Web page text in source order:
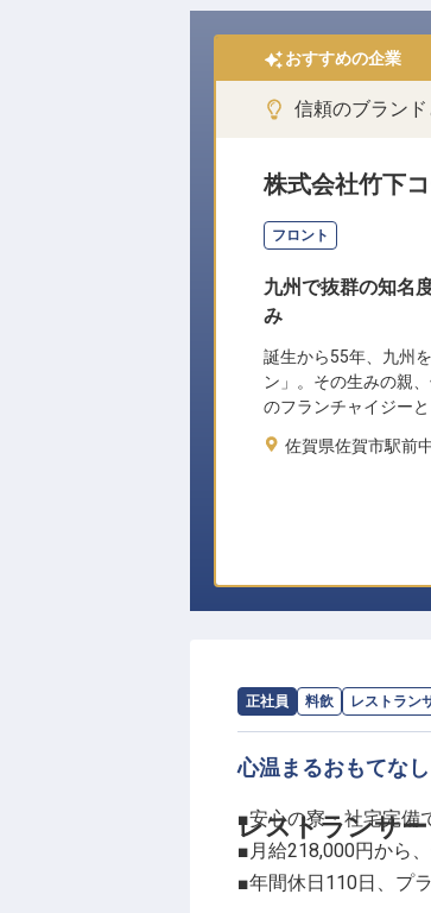
おすすめの企業
信頼のブラン
株式会社竹下
フロント
九州で抜群の知名
み
誕生から55年、九州
ン」。その生みの親
のフランチャイジーと
佐賀県佐賀市駅前
正社員 料飲 レストラン
レストランサ
求人情報：ラビスタ南阿
心温まるおもてな
■安心の寮・社宅完備
■月給218,000円から
■年間休日110日、プ